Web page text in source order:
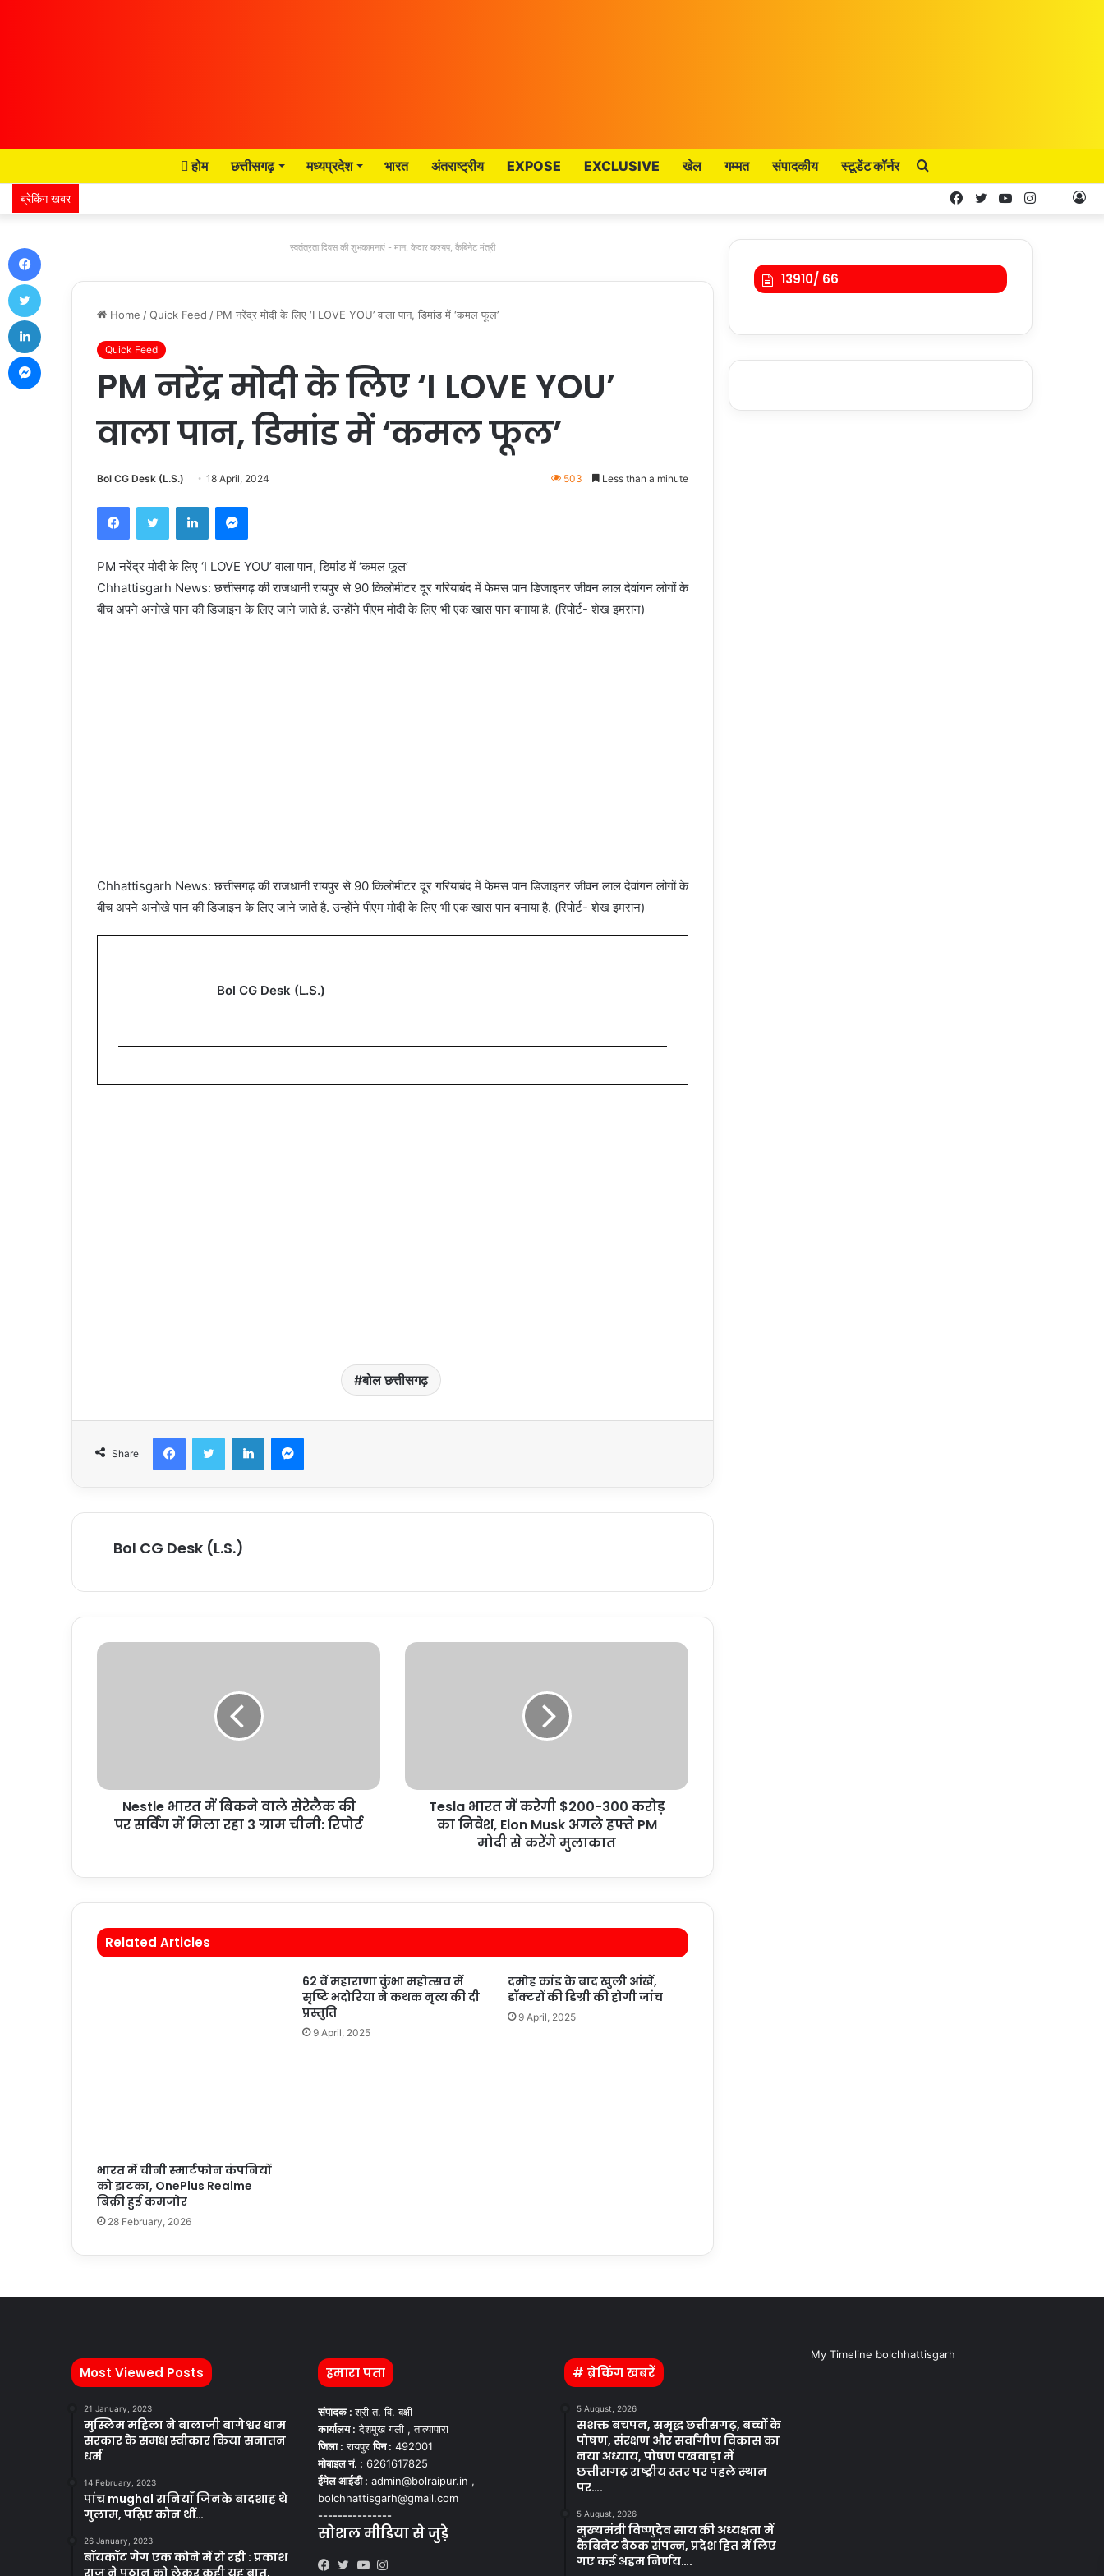
होम छत्तीसगढ़ मध्यप्रदेश भारत अंतराष्ट्रीय EXPOSE EXCLUSIVE खेल गम्मत संपादकीय स्टूडेंट कॉर्नर
ब्रेकिंग खबर Instagram
YouTube
Twitter
Facebook
स्वतंत्रता दिवस की शुभकामनाएं - मान. केदार कश्यप, कैबिनेट मंत्री
Home /Quick Feed / PM नरेंद्र मोदी के लिए ‘I LOVE YOU’ वाला पान, डिमांड में ‘कमल फूल’
Quick Feed
PM नरेंद्र मोदी के लिए ‘I LOVE YOU’
वाला पान, डिमांड में ‘कमल फूल’
Bol CG Desk (L.S.) 18 April, 2024 503 Less than a minute
PM नरेंद्र मोदी के लिए ‘I LOVE YOU’ वाला पान, डिमांड में ‘कमल फूल’
Chhattisgarh News: छत्तीसगढ़ की राजधानी रायपुर से 90 किलोमीटर दूर गरियाबंद में फेमस पान डिजाइनर जीवन लाल देवांगन लोगों के
बीच अपने अनोखे पान की डिजाइन के लिए जाने जाते है. उन्होंने पीएम मोदी के लिए भी एक खास पान बनाया है. (रिपोर्ट- शेख इमरान)
Chhattisgarh News: छत्तीसगढ़ की राजधानी रायपुर से 90 किलोमीटर दूर गरियाबंद में फेमस पान डिजाइनर जीवन लाल देवांगन लोगों के
बीच अपने अनोखे पान की डिजाइन के लिए जाने जाते है. उन्होंने पीएम मोदी के लिए भी एक खास पान बनाया है. (रिपोर्ट- शेख इमरान)
Bol CG Desk (L.S.)
बोल छत्तीसगढ़
Share
Bol CG Desk (L.S.)
Nestle भारत में बिकने वाले सेरेलैक की
पर सर्विंग में मिला रहा 3 ग्राम चीनी: रिपोर्ट
Tesla भारत में करेगी $200-300 करोड़
का निवेश, Elon Musk अगले हफ्ते PM
मोदी से करेंगे मुलाकात
Related Articles
भारत में चीनी स्मार्टफोन कंपनियों
को झटका, OnePlus Realme
बिक्री हुई कमजोर
28 February, 2026
62 वें महाराणा कुंभा महोत्सव में
सृष्टि भदोरिया ने कथक नृत्य की दी
प्रस्तुति
9 April, 2025
दमोह कांड के बाद खुली आंखें,
डॉक्टरों की डिग्री की होगी जांच
9 April, 2025
13910/ 66
Most Viewed Posts
21 January, 2023
मुस्लिम महिला ने बालाजी बागेश्वर धाम
सरकार के समक्ष स्वीकार किया सनातन
धर्म
14 February, 2023
पांच mughal रानियाँ जिनके बादशाह थे
गुलाम, पढ़िए कौन थीं…
26 January, 2023
बॉयकॉट गैंग एक कोने में रो रही : प्रकाश
राज ने पठान को लेकर कही यह बात,
हमारा पता
संपादक :श्री त. वि. बक्षी
कार्यालय : देशमुख गली , तात्यापारा
जिला : रायपुरपिन : 492001
मोबाइल नं. : 6261617825
ईमेल आईडी : admin@bolraipur.in ,
bolchhattisgarh@gmail.com
---------------
सोशल मीडिया से जुड़े
# ब्रेकिंग खबरें
5 August, 2026
सशक्त बचपन, समृद्ध छत्तीसगढ़, बच्चों के
पोषण, संरक्षण और सर्वांगीण विकास का
नया अध्याय, पोषण पखवाड़ा में
छत्तीसगढ़ राष्ट्रीय स्तर पर पहले स्थान
पर….
5 August, 2026
मुख्यमंत्री विष्णुदेव साय की अध्यक्षता में
कैबिनेट बैठक संपन्न, प्रदेश हित में लिए
गए कई अहम निर्णय….
My Timeline bolchhattisgarh
Twitter
Messenger